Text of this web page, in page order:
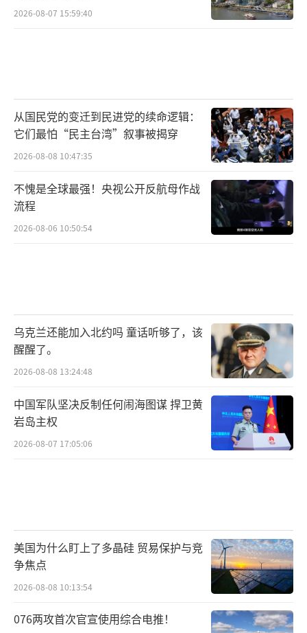
2026-08-07 15:59:40
从国民党的变迁到民进党的续命逻辑：
它们最怕“民主台湾”叙事被揭穿
2026-08-08 10:47:35
不愧是全球最强！央视公开反航母作战
流程
2026-08-06 10:50:54
乌克兰还能加入北约吗 童话听够了，该
醒醒了。
2026-08-08 13:24:48
中国军队坚决反制任何闹海图谋 捍卫黄
岩岛主权
2026-08-07 17:05:06
美国为什么盯上了多晶硅 贸易保护与竞
争焦点
2026-08-08 10:13:54
076两攻首次官宣使用综合电推！